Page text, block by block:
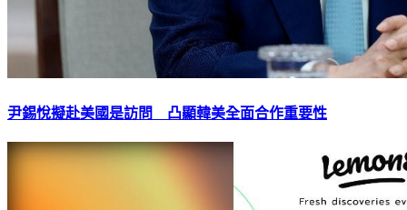
尹錫悅擬赴美國是訪問 凸顯韓美全面合作重要性